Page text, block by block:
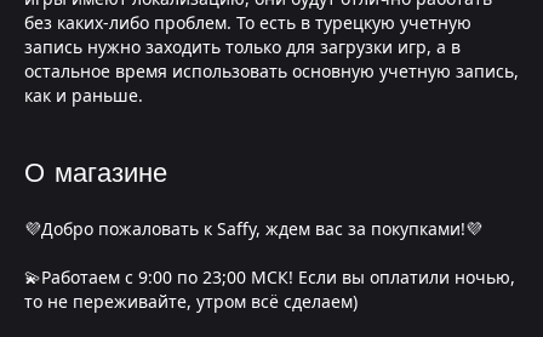
без каких-либо проблем. То есть в турецкую учетную
запись нужно заходить только для загрузки игр, а в
остальное время использовать основную учетную запись,
как и раньше.
О магазине
💜Добро пожаловать к Saffy, ждем вас за покупками!💜
💫Работаем с 9:00 по 23;00 МСК! Если вы оплатили ночью,
то не переживайте, утром всё сделаем)